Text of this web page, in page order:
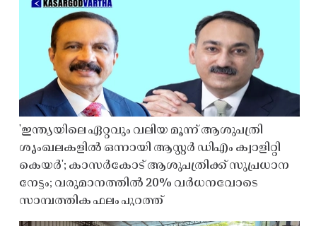
'ഇന്ത്യയിലെ ഏറ്റവും വലിയ മൂന്ന് ആശുപത്രി
ശൃംഖലകളിൽ ഒന്നായി ആസ്റ്റർ ഡിഎം ക്വാളിറ്റി
കെയർ'; കാസർകോട് ആശുപത്രിക്ക് സുപ്രധാന
നേട്ടം; വരുമാനത്തിൽ 20% വർധനവോടെ
സാമ്പത്തിക ഫലം പുറത്ത്